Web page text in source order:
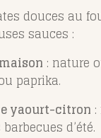
douces au
sauces :
: nature
paprika.
yaourt-citron
d’été.